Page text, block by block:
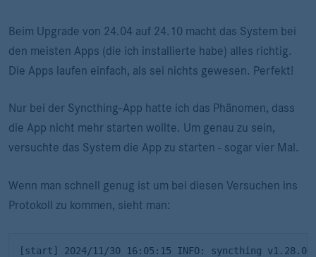
Beim Upgrade von 24.04 auf 24.10 macht das System bei
den meisten Apps (die ich installierte habe) alles richtig.
Die Apps laufen einfach, als sei nichts gewesen. Perfekt!
Nur bei der Syncthing-App hatte ich das Phänomen, dass
die App nicht mehr starten wollte. Um genau zu sein,
versuchte das System die App zu starten - sogar vier Mal.
Wenn man schnell genug ist um bei diesen Versuchen ins
Protokoll zu kommen, sieht man:
[start] 2024/11/30 16:05:15 INFO: syncthing v1.28.0